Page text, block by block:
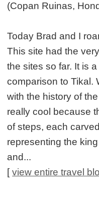
(Copan Ruinas,
Today Brad and I
This site had the
the sites so far. It is
comparison to Tikal.
with the history of
really cool because
of steps, each
representing the
and...
[view entire travel